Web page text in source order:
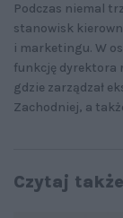
Podczas niemal
stanowisk
i marketingu. W
funkcję dyrektora
gdzie zarządzał
Zachodniej, a
Czytaj